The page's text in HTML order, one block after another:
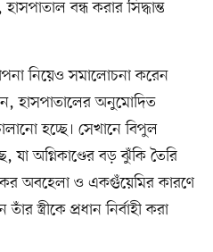
বন্ধ করার সিদ্ধান্ত
নিয়েও সমালোচনা করেন
হাসপাতালের অনুমোদিত
হচ্ছে। সেখানে বিপুল
যা অগ্নিকাণ্ডের বড় ঝুঁকি তৈরি
অবহেলা ও একগুঁয়েমির কারণে
স্ত্রীকে প্রধান নির্বাহী করা